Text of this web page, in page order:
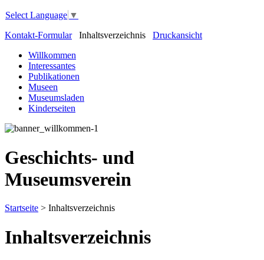
Select Language ▼
Kontakt-FormularInhaltsverzeichnis Druckansicht
Willkommen
Interessantes
Publikationen
Museen
Museumsladen
Kinderseiten
Geschichts- und
Museumsverein
Startseite > Inhaltsverzeichnis
Inhaltsverzeichnis